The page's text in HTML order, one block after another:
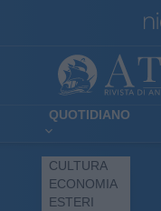
QUOTIDIANO
CULTURA
ECONOMIA
ESTERI